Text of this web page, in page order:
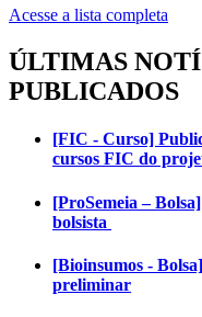
Acesse a lista completa
ÚLTIMAS
PUBLICADOS
[FIC - Curso]
cursos FIC do
[ProSemeia –
bolsista
[Bioinsumos -
preliminar